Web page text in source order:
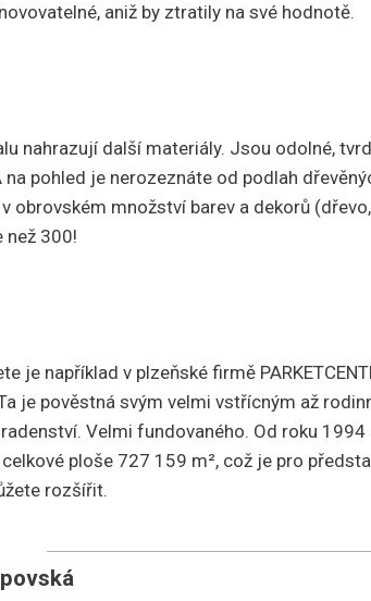
aniž by ztratily na své hodnotě.
nahrazují další materiály. Jsou odolné,
pohled je nerozeznáte od podlah
obrovském množství barev a dekorů
než 300!
například v plzeňské firmě
je pověstná svým velmi vstřícným až
Velmi fundovaného. Od roku 1994
ploše 727 159 m², což je pro
rozšířit.